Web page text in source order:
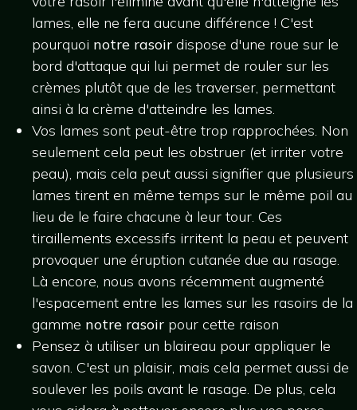
lames, elle ne fera aucune différence ! C'est
pourquoi notre rasoir dispose d'une roue sur le
bord d'attaque qui lui permet de rouler sur les
crèmes plutôt que de les traverser, permettant
ainsi à la crème d'atteindre les lames.
Vos lames sont peut-être trop rapprochées. Non
seulement cela peut les obstruer (et irriter votre
peau), mais cela peut aussi signifier que plusieurs
lames tirent en même temps sur le même poil au
lieu de le faire chacune à leur tour. Ces
tiraillements excessifs irritent la peau et peuvent
provoquer une éruption cutanée due au rasage.
Là encore, nous avons récemment augmenté
l'espacement entre les lames sur les rasoirs de la
gamme notre rasoir pour cette raison
Pensez à utiliser un blaireau pour appliquer le
savon. C'est un plaisir, mais cela permet aussi de
soulever les poils avant le rasage. De plus, cela